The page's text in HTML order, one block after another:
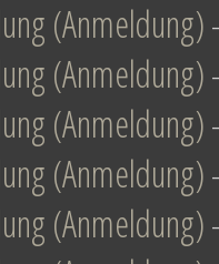
(Anmeldung)
(Anmeldung)
(Anmeldung)
(Anmeldung)
(Anmeldung)